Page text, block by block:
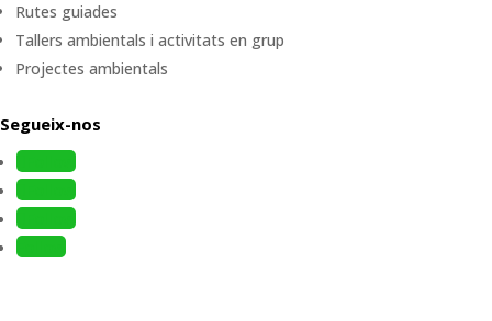
Rutes guiades
Tallers ambientals i activitats en grup
Projectes ambientals
Segueix-nos
Follow
Follow
Follow
Follow